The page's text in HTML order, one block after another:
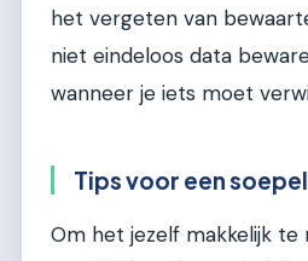
het vergeten van
niet eindeloos data
wanneer je iets moet
Tips voor een
Om het jezelf makkelijk te